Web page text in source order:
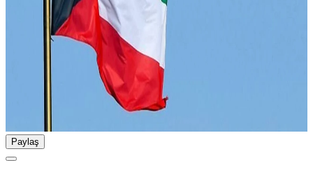
Paylaş